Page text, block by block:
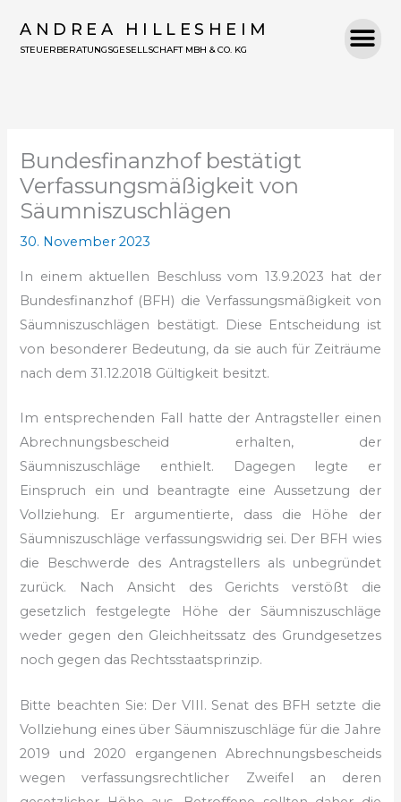
InhaltANDREA HILLESHEIM
STEUERBERATUNGSGESELLSCHAFT MBH & CO. KG
Bundesfinanzhof bestätigt
Verfassungsmäßigkeit von
Säumniszuschlägen
30. November 2023
In einem aktuellen Beschluss vom 13.9.2023 hat der
Bundesfinanzhof (BFH) die Verfassungsmäßigkeit von
Säumniszuschlägen bestätigt. Diese Entscheidung ist
von besonderer Bedeutung, da sie auch für Zeiträume
nach dem 31.12.2018 Gültigkeit besitzt.
Im entsprechenden Fall hatte der Antragsteller einen
Abrechnungsbescheid erhalten, der
Säumniszuschläge enthielt. Dagegen legte er
Einspruch ein und beantragte eine Aussetzung der
Vollziehung. Er argumentierte, dass die Höhe der
Säumniszuschläge verfassungswidrig sei. Der BFH wies
die Beschwerde des Antragstellers als unbegründet
zurück. Nach Ansicht des Gerichts verstößt die
gesetzlich festgelegte Höhe der Säumniszuschläge
weder gegen den Gleichheitssatz des Grundgesetzes
noch gegen das Rechtsstaatsprinzip.
Bitte beachten Sie: Der VIII. Senat des BFH setzte die
Vollziehung eines über Säumniszuschläge für die Jahre
2019 und 2020 ergangenen Abrechnungsbescheids
wegen verfassungsrechtlicher Zweifel an deren